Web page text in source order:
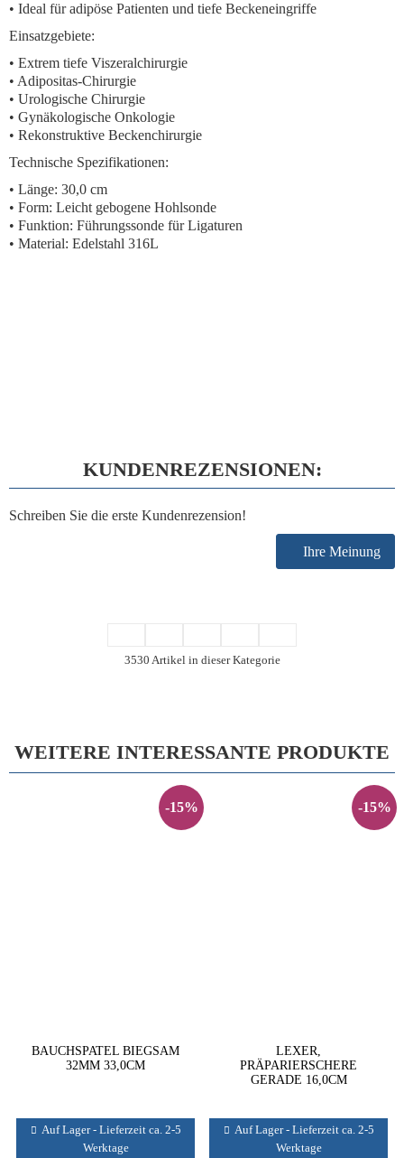
• Ideal für adipöse Patienten und tiefe Beckeneingriffe
Einsatzgebiete:
• Extrem tiefe Viszeralchirurgie
• Adipositas-Chirurgie
• Urologische Chirurgie
• Gynäkologische Onkologie
• Rekonstruktive Beckenchirurgie
Technische Spezifikationen:
• Länge: 30,0 cm
• Form: Leicht gebogene Hohlsonde
• Funktion: Führungssonde für Ligaturen
• Material: Edelstahl 316L
KUNDENREZENSIONEN:
Schreiben Sie die erste Kundenrezension!
Ihre Meinung
3530 Artikel in dieser Kategorie
WEITERE INTERESSANTE PRODUKTE
-15%
BAUCHSPATEL BIEGSAM
32MM 33,0CM
Auf Lager - Lieferzeit ca. 2-5
Werktage
-15%
LEXER,
PRÄPARIERSCHERE
GERADE 16,0CM
Auf Lager - Lieferzeit ca. 2-5
Werktage